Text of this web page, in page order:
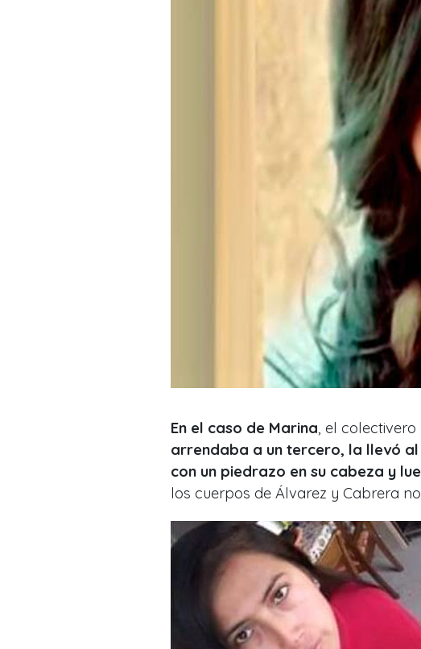
En el caso de Marina, el
arrendaba a un tercero, la llevó
con un piedrazo en su cabeza y
los cuerpos de Álvarez y Cabrera